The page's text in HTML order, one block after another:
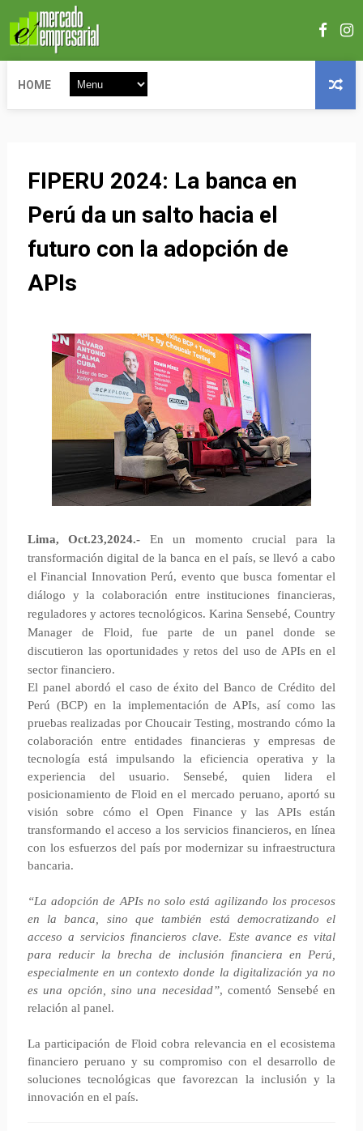
HOME
FIPERU 2024: La banca en
Perú da un salto hacia el
futuro con la adopción de
APIs
Lima, Oct.23,2024.- En un momento crucial para la
transformación digital de la banca en el país, se llevó a cabo
el Financial Innovation Perú, evento que busca fomentar el
diálogo y la colaboración entre instituciones financieras,
reguladores y actores tecnológicos. Karina Sensebé, Country
Manager de Floid, fue parte de un panel donde se
discutieron las oportunidades y retos del uso de APIs en el
sector financiero.
El panel abordó el caso de éxito del Banco de Crédito del
Perú (BCP) en la implementación de APIs, así como las
pruebas realizadas por Choucair Testing, mostrando cómo la
colaboración entre entidades financieras y empresas de
tecnología está impulsando la eficiencia operativa y la
experiencia del usuario. Sensebé, quien lidera el
posicionamiento de Floid en el mercado peruano, aportó su
visión sobre cómo el Open Finance y las APIs están
transformando el acceso a los servicios financieros, en línea
con los esfuerzos del país por modernizar su infraestructura
bancaria.
“La adopción de APIs no solo está agilizando los procesos
en la banca, sino que también está democratizando el
acceso a servicios financieros clave. Este avance es vital
para reducir la brecha de inclusión financiera en Perú,
especialmente en un contexto donde la digitalización ya no
es una opción, sino una necesidad”, comentó Sensebé en
relación al panel.
La participación de Floid cobra relevancia en el ecosistema
financiero peruano y su compromiso con el desarrollo de
soluciones tecnológicas que favorezcan la inclusión y la
innovación en el país.